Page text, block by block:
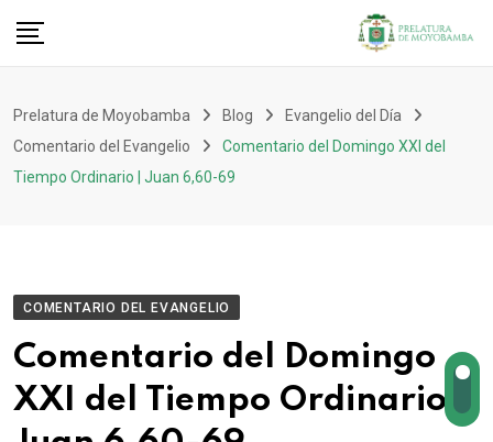
Prelatura de Moyobamba Blog
Evangelio del Día
Comentario del Evangelio
Comentario del Domingo XXI del
Tiempo Ordinario | Juan 6,60-69
COMENTARIO DEL EVANGELIO
Comentario del Domingo
XXI del Tiempo Ordinario |